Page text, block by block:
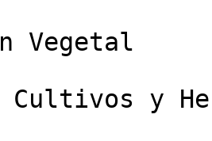
Vegetal
Cultivos y